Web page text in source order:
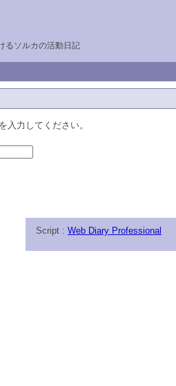
るソルカの活動日記
入力してください。
Script : Web Diary Professional